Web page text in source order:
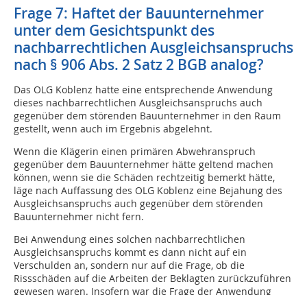
Frage 7: Haftet der Bauunternehmer
unter dem Gesichtspunkt des
nachbarrechtlichen Ausgleichsanspruchs
nach § 906 Abs. 2 Satz 2 BGB analog?
Das OLG Koblenz hatte eine entsprechende Anwendung
dieses nachbarrechtlichen Ausgleichsanspruchs auch
gegenüber dem störenden Bauunternehmer in den Raum
gestellt, wenn auch im Ergebnis abgelehnt.
Wenn die Klägerin einen primären Abwehranspruch
gegenüber dem Bauunternehmer hätte geltend machen
können, wenn sie die Schäden rechtzeitig bemerkt hätte,
läge nach Auffassung des OLG Koblenz eine Bejahung des
Ausgleichsanspruchs auch gegenüber dem störenden
Bauunternehmer nicht fern.
Bei Anwendung eines solchen nachbarrechtlichen
Ausgleichsanspruchs kommt es dann nicht auf ein
Verschulden an, sondern nur auf die Frage, ob die
Rissschäden auf die Arbeiten der Beklagten zurückzuführen
gewesen waren. Insofern war die Frage der Anwendung